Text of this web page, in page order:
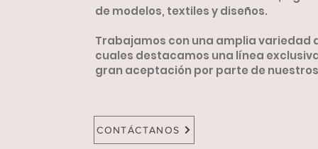
de modelos, textiles y diseños.
Trabajamos con una amplia variedad
cuales destacamos una línea
gran aceptación por parte de
CONTÁCTANOS